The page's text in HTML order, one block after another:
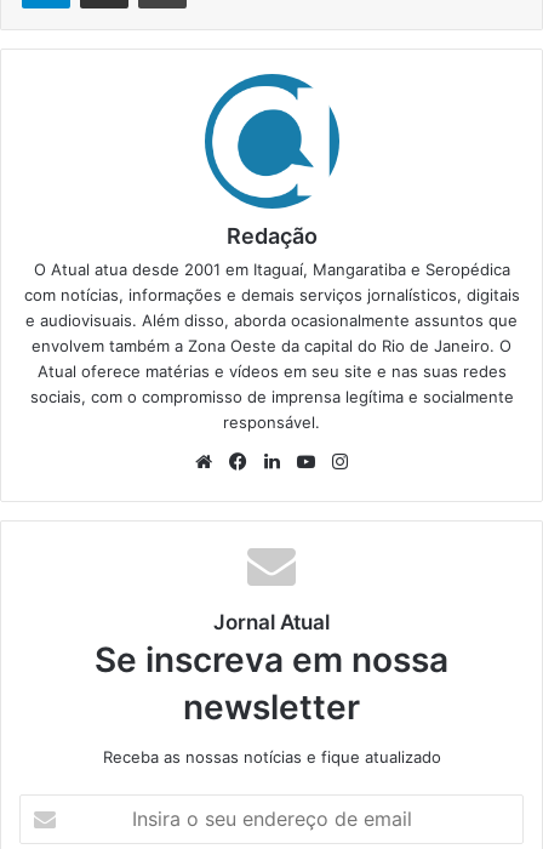
Redação
O Atual atua desde 2001 em Itaguaí, Mangaratiba e Seropédica
com notícias, informações e demais serviços jornalísticos, digitais
e audiovisuais. Além disso, aborda ocasionalmente assuntos que
envolvem também a Zona Oeste da capital do Rio de Janeiro. O
Atual oferece matérias e vídeos em seu site e nas suas redes
sociais, com o compromisso de imprensa legítima e socialmente
responsável.
We
te
Fa
bo
ok
Lin
din
Yo
ub
ra
Jornal Atual
Se inscreva em nossa
newsletter
Receba as nossas notícias e fique atualizado